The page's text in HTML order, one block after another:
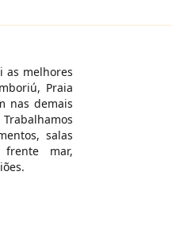
as melhores
Praia
nas demais
salas
mar,